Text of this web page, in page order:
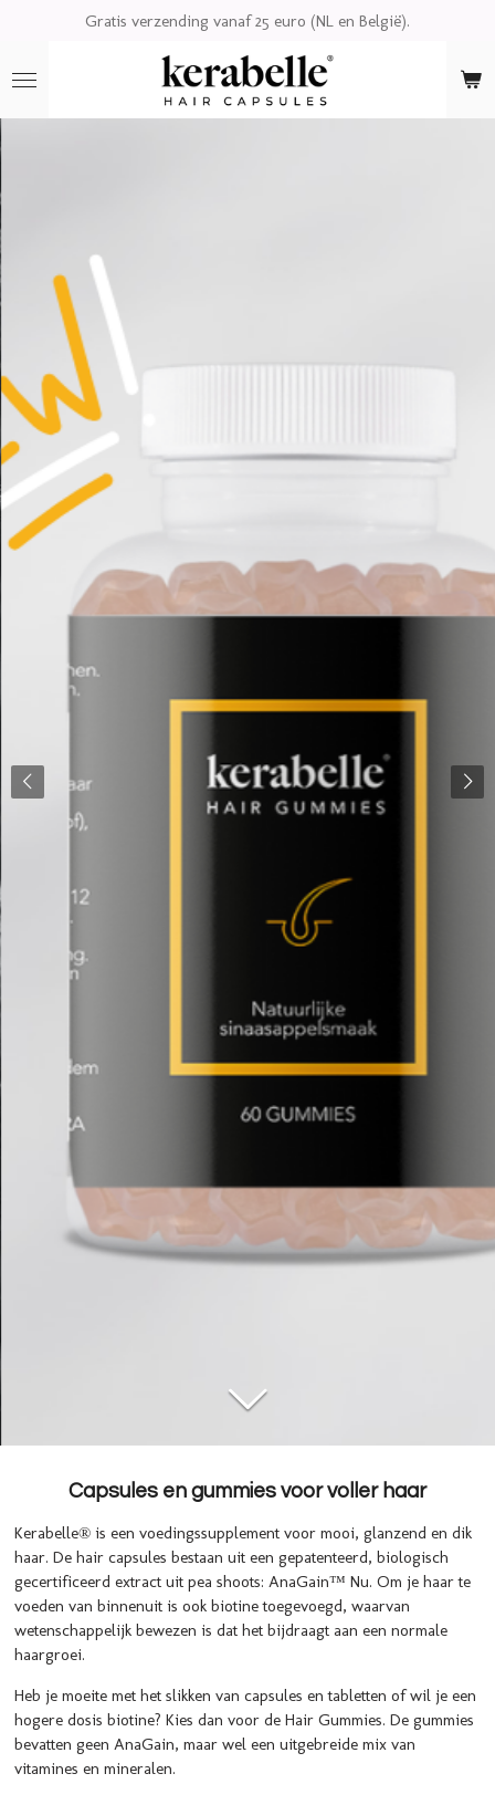
naar
hoofdinhoud
Gratis verzending vanaf 25 euro (NL en België).
Capsules en gummies voor voller haar
Kerabelle® is een voedingssupplement voor mooi, glanzend en dik
haar. De hair capsules bestaan uit een gepatenteerd, biologisch
gecertificeerd extract uit pea shoots: AnaGain™ Nu. Om je haar te
voeden van binnenuit is ook biotine toegevoegd, waarvan
wetenschappelijk bewezen is dat het bijdraagtaan een normale
haargroei.
Heb je moeite met het slikken van capsules en tabletten of wil je een
hogere dosis biotine? Kies dan voor de Hair Gummies. De gummies
bevatten geen AnaGain, maar wel een uitgebreide mix van
vitamines en mineralen.